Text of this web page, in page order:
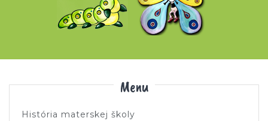
Menu
História materskej školy